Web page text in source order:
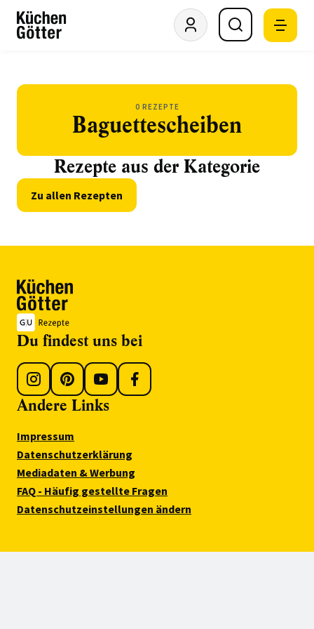
0 REZEPTE
Baguettescheiben
Rezepte aus der Kategorie
Zu allen Rezepten
Du findest uns bei
Andere Links
Impressum
Datenschutzerklärung
Mediadaten & Werbung
FAQ - Häufig gestellte Fragen
Datenschutzeinstellungen ändern